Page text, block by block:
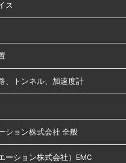
ス
、トンネル、加速度計
ション株式会社 全般
ーション株式会社）EMC